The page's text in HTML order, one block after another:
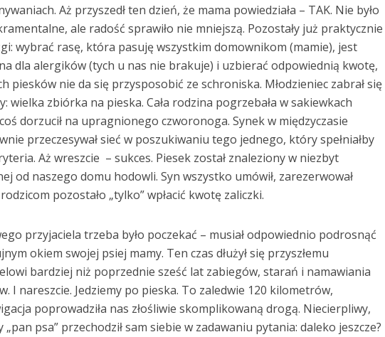
Aż przyszedł ten dzień, że mama powiedziała – TAK. Nie było
ale radość sprawiło nie mniejszą. Pozostały już praktycznie
wybrać rasę, która pasuję wszystkim domownikom (mamie), jest
dla alergików (tych u nas nie brakuje) i uzbierać odpowiednią kwotę,
piesków nie da się przysposobić ze schroniska. Młodzieniec zabrał się
wielka zbiórka na pieska. Cała rodzina pogrzebała w sakiewkach
dorzucił na upragnionego czworonoga. Synek w międzyczasie
przeczesywał sieć w poszukiwaniu tego jednego, który spełniałby
Aż wreszcie – sukces. Piesek został znaleziony w niezbyt
od naszego domu hodowli. Syn wszystko umówił, zarezerwował
pozostało „tylko” wpłacić kwotę zaliczki.
przyjaciela trzeba było poczekać – musiał odpowiednio podrosnąć
okiem swojej psiej mamy. Ten czas dłużył się przyszłemu
bardziej niż poprzednie sześć lat zabiegów, starań i namawiania
I nareszcie. Jedziemy po pieska. To zaledwie 120 kilometrów,
poprowadziła nas złośliwie skomplikowaną drogą. Niecierpliwy,
„pan psa” przechodził sam siebie w zadawaniu pytania: daleko jeszcze?